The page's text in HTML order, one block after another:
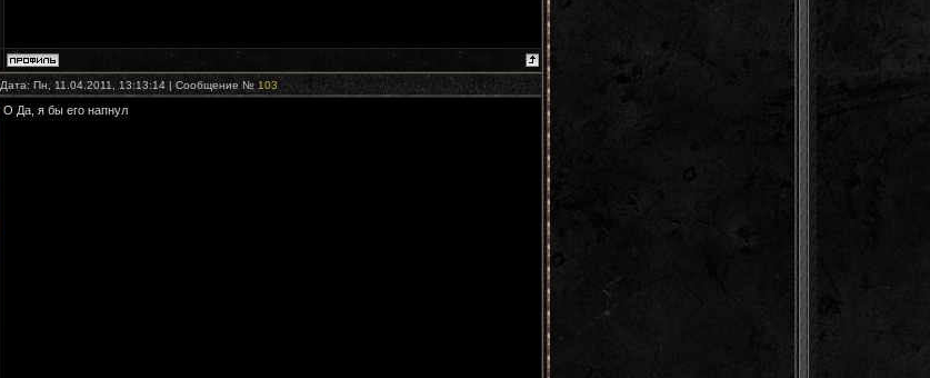
Дата: Пн, 11.04.2011, 13:13:14 | Сообщение № 103
О Да, я бы его напнул